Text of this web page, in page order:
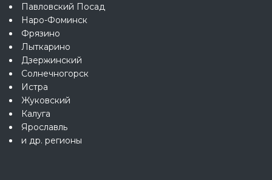
Павловский Посад
Наро-Фоминск
Фрязино
Лыткарино
Дзержинский
Солнечногорск
Истра
Жуковский
Калуга
Ярославль
и др. регионы